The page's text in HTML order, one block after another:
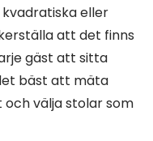
eller
att det finns
gäst att sitta
bäst att mäta
välja stolar som